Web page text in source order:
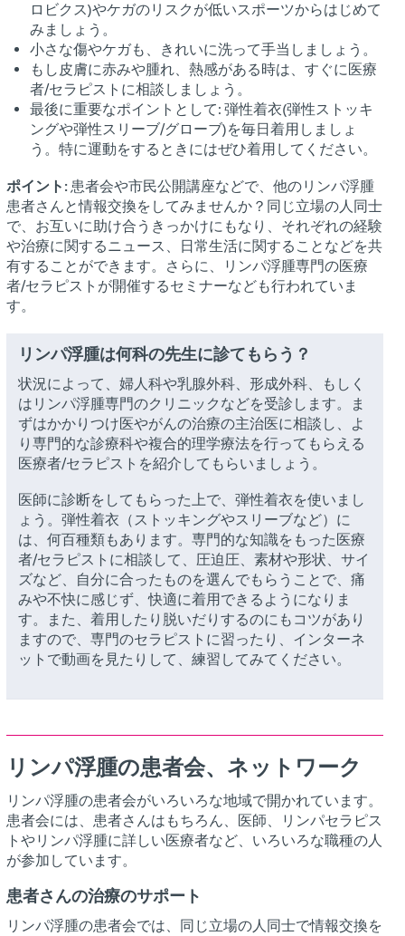
ロビクス)やケガのリスクが低いスポーツからはじめて
みましょう。
小さな傷やケガも、きれいに洗って手当しましょう。
もし皮膚に赤みや腫れ、熱感がある時は、すぐに医療
者/セラピストに相談しましょう。
最後に重要なポイントとして: 弾性着衣(弾性ストッキ
ングや弾性スリーブ/グローブ)を毎日着用しましょ
う。特に運動をするときにはぜひ着用してください。
ポイント: 患者会や市民公開講座などで、他のリンパ浮腫
患者さんと情報交換をしてみませんか？同じ立場の人同士
で、お互いに助け合うきっかけにもなり、それぞれの経験
や治療に関するニュース、日常生活に関することなどを共
有することができます。さらに、リンパ浮腫専門の医療
者/セラピストが開催するセミナーなども行われていま
す。
リンパ浮腫は何科の先生に診てもらう？
状況によって、婦人科や乳腺外科、形成外科、もしく
はリンパ浮腫専門のクリニックなどを受診します。ま
ずはかかりつけ医やがんの治療の主治医に相談し、よ
り専門的な診療科や複合的理学療法を行ってもらえる
医療者/セラピストを紹介してもらいましょう。
医師に診断をしてもらった上で、弾性着衣を使いまし
ょう。弾性着衣（ストッキングやスリーブなど）に
は、何百種類もあります。専門的な知識をもった医療
者/セラピストに相談して、圧迫圧、素材や形状、サイ
ズなど、自分に合ったものを選んでもらうことで、痛
みや不快に感じず、快適に着用できるようになりま
す。また、着用したり脱いだりするのにもコツがあり
ますので、専門のセラピストに習ったり、インターネ
ットで動画を見たりして、練習してみてください。
リンパ浮腫の患者会、ネットワーク
リンパ浮腫の患者会がいろいろな地域で開かれています。
患者会には、患者さんはもちろん、医師、リンパセラピス
トやリンパ浮腫に詳しい医療者など、いろいろな職種の人
が参加しています。
患者さんの治療のサポート
リンパ浮腫の患者会では、同じ立場の人同士で情報交換を